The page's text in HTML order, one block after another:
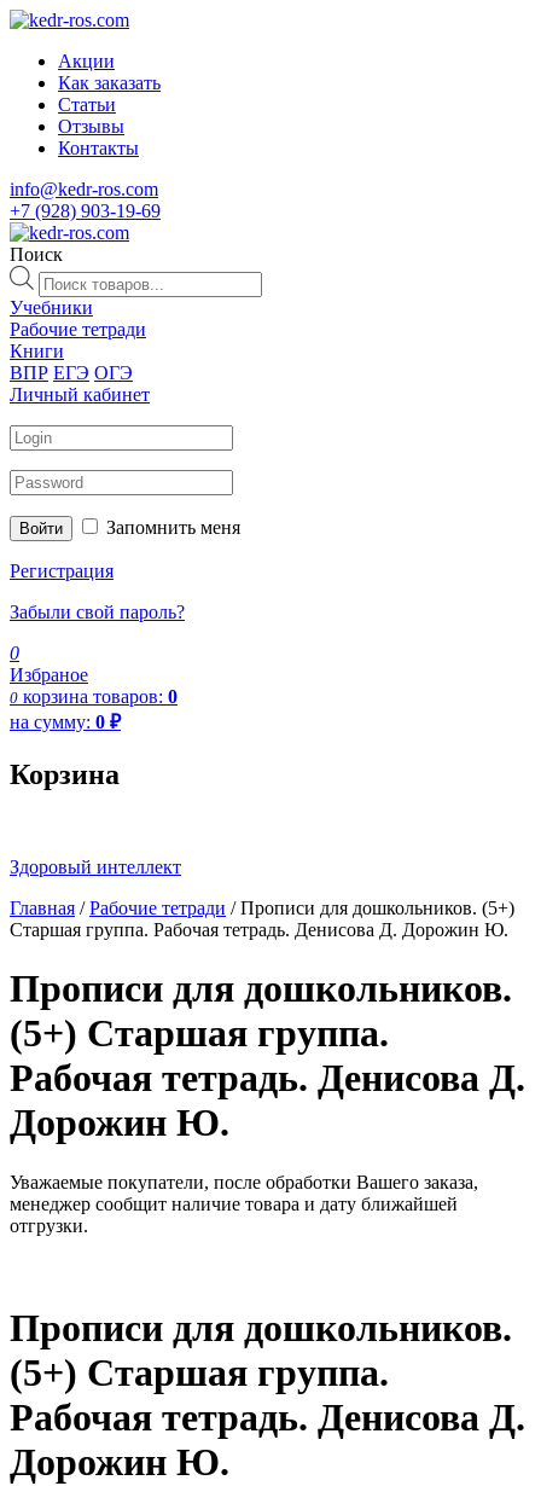
Акции
Как заказать
Статьи
Отзывы
Контакты
info@kedr-ros.com
+7 (928) 903-19-69
Поиск
Поиск
товаров
Учебники
Рабочие тетради
Книги
ВПР ЕГЭ ОГЭ
Личный кабинет
Войти Запомнить меня
Регистрация
Забыли свой пароль?
0
Избраное
0 корзина товаров: 0
на сумму: 0 ₽
Корзина
Здоровый интеллект
Главная /Рабочие тетради / Прописи для дошкольников. (5+)
Старшая группа. Рабочая тетрадь. Денисова Д. Дорожин Ю.
Прописи для дошкольников.
(5+) Старшая группа.
Рабочая тетрадь. Денисова Д.
Дорожин Ю.
Уважаемые покупатели, после обработки Вашего заказа,
менеджер сообщит наличие товара и дату ближайшей
отгрузки.
Прописи для дошкольников.
(5+) Старшая группа.
Рабочая тетрадь. Денисова Д.
Дорожин Ю.